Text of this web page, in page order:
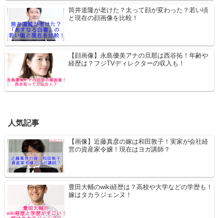
筒井道隆が老けた？太って顔が変わった？若い頃
と現在の顔画像を比較！
【顔画像】永島優美アナの旦那は西谷拓！年齢や
経歴は？フジTVディレクターの収入も！
人気記事
【画像】近藤真彦の嫁は和田敦子！実家が会社経
営の資産家令嬢！現在はヨガ講師？
豊田大輔のwiki経歴は？高校や大学などの学歴も！
嫁はタカラジェンヌ！